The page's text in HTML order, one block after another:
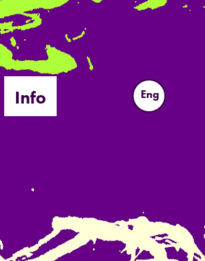
Info Eng